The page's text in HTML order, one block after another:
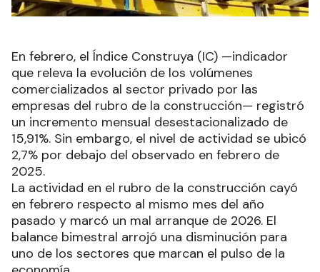
En febrero, el Índice Construya (IC) —indicador
que releva la evolución de los volúmenes
comercializados al sector privado por las
empresas del rubro de la construcción— registró
un incremento mensual desestacionalizado de
15,91%. Sin embargo, el nivel de actividad se ubicó
2,7% por debajo del observado en febrero de
2025.
La actividad en el rubro de la construcción cayó
en febrero respecto al mismo mes del año
pasado y marcó un mal arranque de 2026. El
balance bimestral arrojó una disminución para
uno de los sectores que marcan el pulso de la